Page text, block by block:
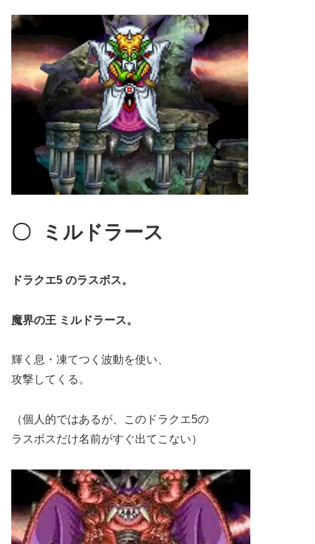
〇 ミルドラース
ドラクエ5 のラスボス。
魔界の王 ミルドラース。
輝く息・凍てつく波動を使い、
攻撃してくる。
（個人的ではあるが、このドラクエ5の
ラスボスだけ名前がすぐ出てこない）